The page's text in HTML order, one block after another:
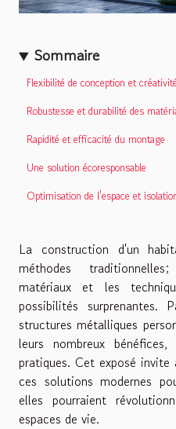
Sommaire
Flexibilité de conception et
Robustesse et durabilité des
Rapidité et efficacité du montage
Une solution écoresponsable
Optimisation de l'espace et
La construction d'un
méthodes
matériaux et les
possibilités surprenantes.
structures métalliques
leurs nombreux
pratiques. Cet exposé invite
ces solutions modernes
elles pourraient
espaces de vie.